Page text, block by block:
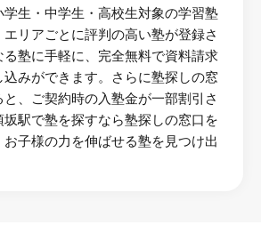
生・中学生・高校生対象の学習塾
リアごとに評判の高い塾が登録さ
る塾に手軽に、完全無料で資料請求
みができます。さらに塾探しの窓
、ご契約時の入塾金が一部割引さ
駅で塾を探すなら塾探しの窓口を
お子様の力を伸ばせる塾を見つけ出